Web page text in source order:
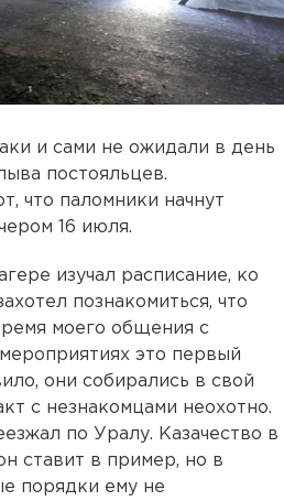
и сами не ожидали в день
постояльцев.
что паломники начнут
16 июля.
изучал расписание, ко
познакомиться, что
моего общения с
это первый
они собирались в свой
с незнакомцами неохотно.
по Уралу. Казачество в
ставит в пример, но в
порядки ему не